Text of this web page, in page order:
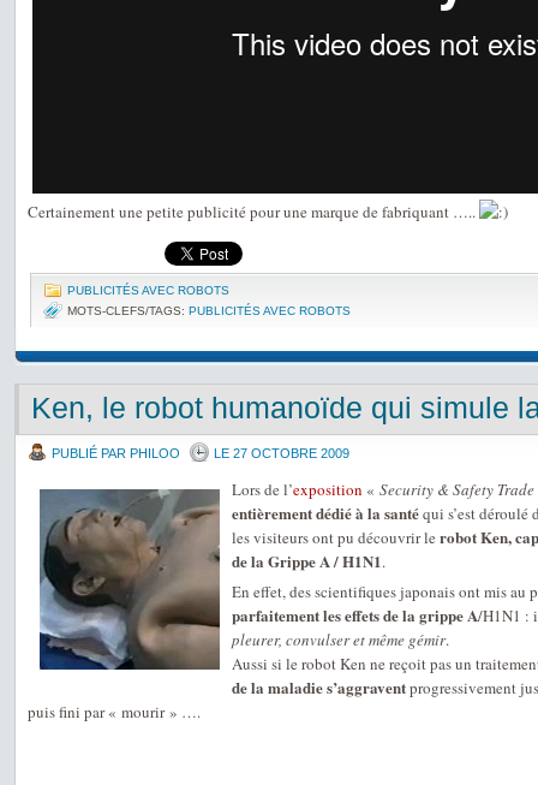
Certainement une petite publicité pour une marque de fabriquant …..
PUBLICITÉS AVEC ROBOTS
MOTS-CLEFS/TAGS: PUBLICITÉS AVEC ROBOTS
Ken, le robot humanoïde qui simule
PUBLIÉ PAR PHILOO LE 27 OCTOBRE 2009
Lors de l’exposition « Security & Safety
entièrement dédié à la santéqui s’est déroulé
les visiteurs ont pu découvrir le robot Ken,
de la Grippe A / H1N1.
En effet, des scientifiques japonais ont mis au
parfaitement les effets de la grippe A/H1N1 :
pleurer, convulser et même gémir.
Aussi si le robot Ken ne reçoit pas un
de la maladie s’aggraventprogressivement
puis fini par « mourir » ….